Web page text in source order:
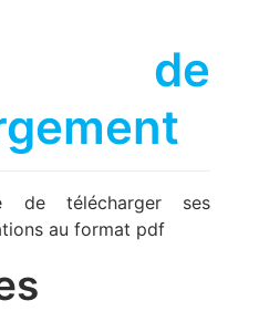
de
de télécharger ses
au format pdf